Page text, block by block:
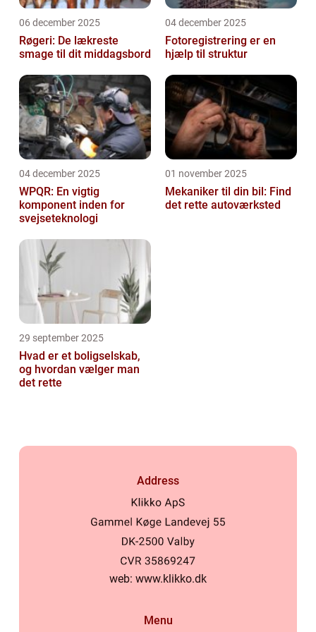
06 december 2025
Røgeri: De lækreste
smage til dit middagsbord
04 december 2025
Fotoregistrering er en
hjælp til struktur
04 december 2025
WPQR: En vigtig
komponent inden for
svejseteknologi
01 november 2025
Mekaniker til din bil: Find
det rette autoværksted
29 september 2025
Hvad er et boligselskab,
og hvordan vælger man
det rette
Address
web: www.klikko.dk
Menu